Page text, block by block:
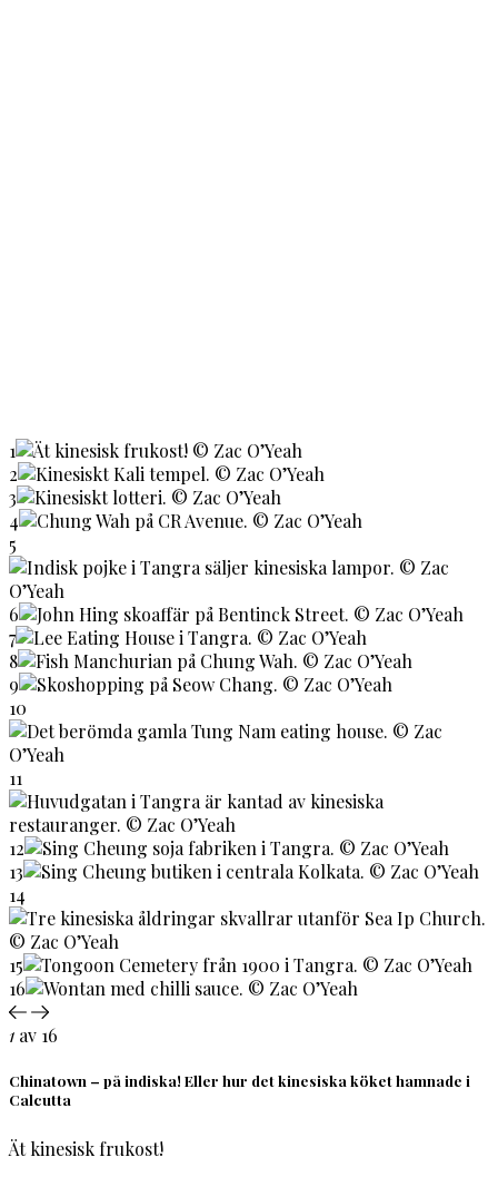
1
2
3
4
5
6
7
8
9
10
11
12
13
14
15
16
1 av 16
Chinatown – på indiska! Eller hur det kinesiska köket hamnade i
Calcutta
Ät kinesisk frukost!